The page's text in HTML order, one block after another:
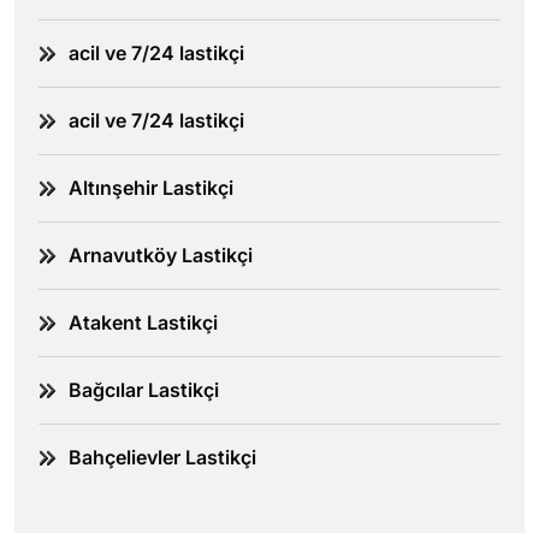
acil ve 7/24 lastikçi
acil ve 7/24 lastikçi
Altınşehir Lastikçi
Arnavutköy Lastikçi
Atakent Lastikçi
Bağcılar Lastikçi
Bahçelievler Lastikçi